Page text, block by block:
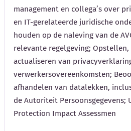
management en collega’s over
en IT-gerelateerde juridische
houden op de naleving van de
relevante regelgeving;
actualiseren van
verwerkersovereenkomsten;
afhandelen van datalekken,
de Autoriteit Persoonsgegevens;
Protection Impact Assessmen